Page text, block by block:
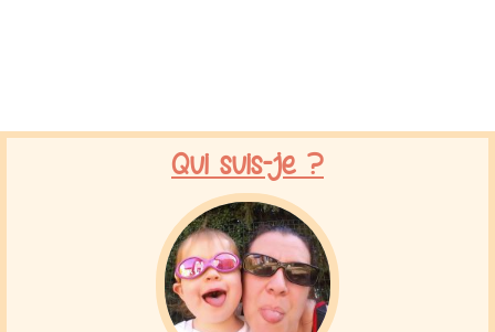
Qui suis-je ?